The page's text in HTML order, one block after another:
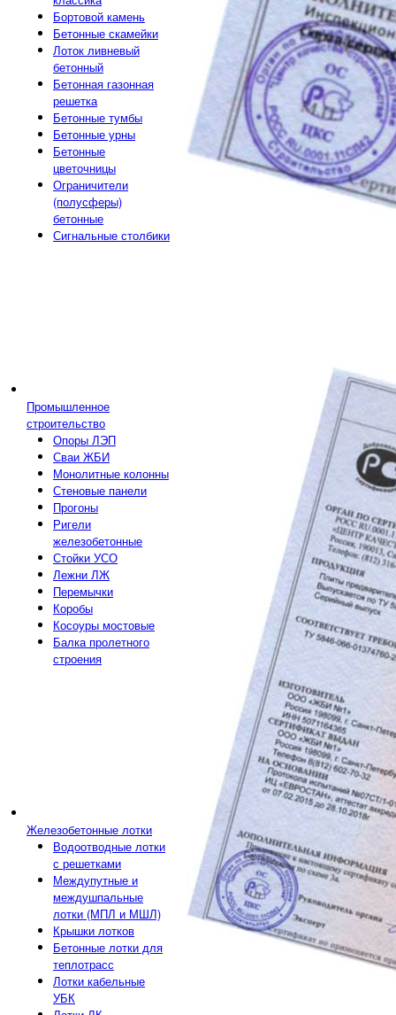
Бортовой камень
Бетонные скамейки
Лоток ливневый
бетонный
Бетонная газонная
решетка
Бетонные тумбы
Бетонные урны
Бетонные
цветочницы
Ограничители
(полусферы)
бетонные
Сигнальные столбики
Промышленное
строительство
Опоры ЛЭП
Сваи ЖБИ
Монолитные колонны
Стеновые панели
Прогоны
Ригели
железобетонные
Стойки УСО
Лежни ЛЖ
Перемычки
Коробы
Косоуры мостовые
Балка пролетного
строения
Железобетонные лотки
Водоотводные лотки
с решетками
Междупутные и
междушпальные
лотки (МПЛ и МШЛ)
Крышки лотков
Бетонные лотки для
теплотрасс
Лотки кабельные
УБК